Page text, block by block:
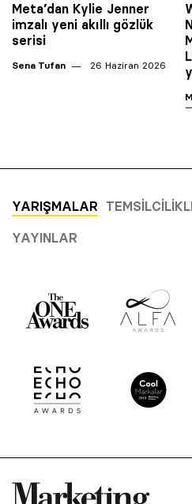
Meta’dan Kylie Jenner
imzalı yeni akıllı gözlük
serisi
Sena Tufan 26 Haziran 2026
YARIŞMALAR
YAYINLAR